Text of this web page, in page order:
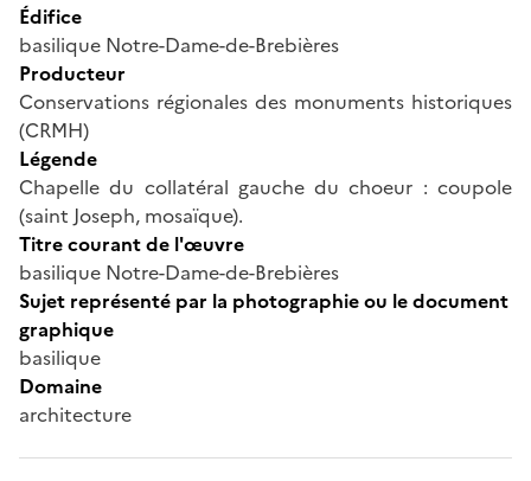
Édifice
basilique Notre-Dame-de-Brebières
Producteur
Conservations régionales des monuments historiques
(CRMH)
Légende
Chapelle du collatéral gauche du choeur : coupole
(saint Joseph, mosaïque).
Titre courant de l'œuvre
basilique Notre-Dame-de-Brebières
Sujet représenté par la photographie ou le document
graphique
basilique
Domaine
architecture